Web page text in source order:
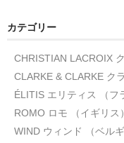
カテゴリー
CHRISTIAN LACROIX
CLARKE & CLARKE ク
ÉLITIS エリティス （フ
ROMO ロモ （イギリス）
WIND ウィンド （ベルギ